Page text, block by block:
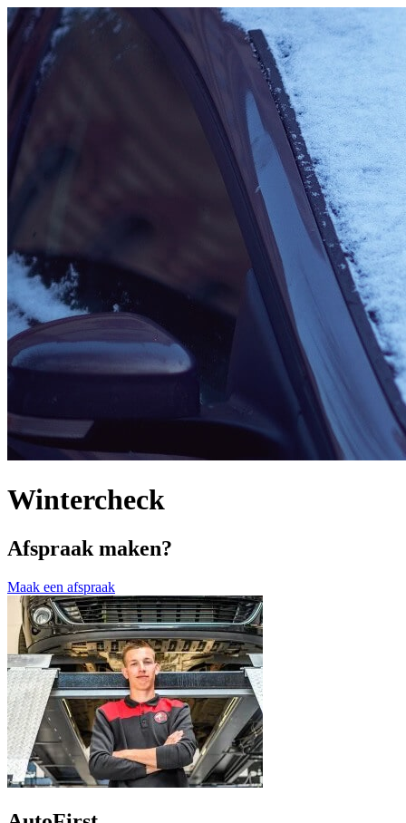
Wintercheck
Afspraak maken?
Maak een afspraak